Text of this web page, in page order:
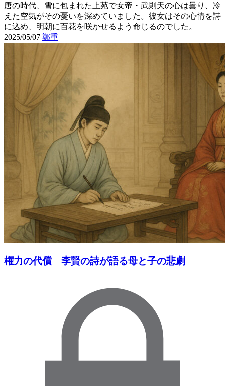
唐の時代、雪に包まれた上苑で女帝・武則天の心は曇り、冷
えた空気がその憂いを深めていました。彼女はその心情を詩
に込め、明朝に百花を咲かせるよう命じるのでした。
2025/05/07 鄭重
権力の代償 李賢の詩が語る母と子の悲劇